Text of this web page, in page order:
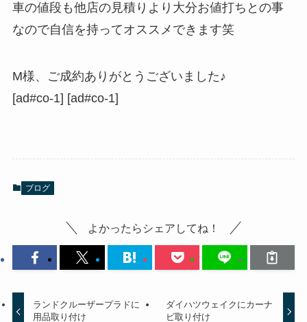
車の値段も他店の見積りより大分お値打ちとの事
なので自信を持ってオススメできます笑
M様、ご成約ありがとうございました♪
[ad#co-1] [ad#co-1]
ブログ
よかったらシェアしてね！
ランドクルーザープラドに
用品取り付け
ダイハツウェイクにカーナ
ビ取り付け